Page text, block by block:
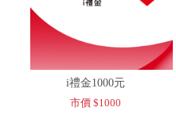
i禮金1000元
市價 $1000